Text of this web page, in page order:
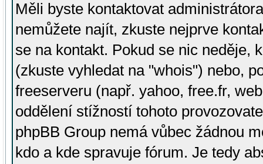
Měli byste kontaktovat
nemůžete najít, zkuste nejprve
se na kontakt. Pokud se nic neděje,
(zkuste vyhledat na "whois") nebo,
freeserveru (např. yahoo, free.fr,
oddělení stížností tohoto
phpBB Group nemá vůbec žádnou
kdo a kde spravuje fórum. Je tedy